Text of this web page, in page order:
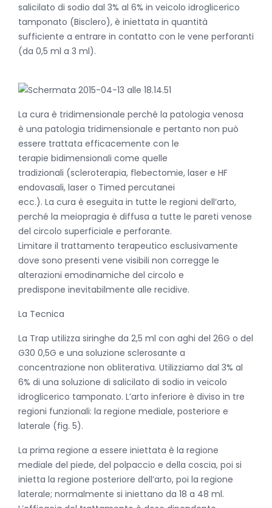
salicilato di sodio dal 3% al 6% in veicolo idroglicerico
tamponato (Bisclero), è iniettata in quantità
sufficiente a entrare in contatto con le vene perforanti
(da 0,5 ml a 3 ml).
La cura è tridimensionale perché la patologia venosa
è una patologia tridimensionale e pertanto non può
essere trattata efficacemente con le
terapie bidimensionali come quelle
tradizionali (scleroterapia, flebectomie, laser e HF
endovasali, laser o Timed percutanei
ecc.). La cura è eseguita in tutte le regioni dell’arto,
perché la meiopragia è diffusa a tutte le pareti venose
del circolo superficiale e perforante.
Limitare il trattamento terapeutico esclusivamente
dove sono presenti vene visibili non corregge le
alterazioni emodinamiche del circolo e
predispone inevitabilmente alle recidive.
La Tecnica
La Trap utilizza siringhe da 2,5 ml con aghi del 26G o del
G30 0,5G e una soluzione sclerosante a
concentrazione non obliterativa. Utilizziamo dal 3% al
6% di una soluzione di salicilato di sodio in veicolo
idroglicerico tamponato. L’arto inferiore è diviso in tre
regioni funzionali: la regione mediale, posteriore e
laterale (fig. 5).
La prima regione a essere iniettata è la regione
mediale del piede, del polpaccio e della coscia, poi si
inietta la regione posteriore dell’arto, poi la regione
laterale; normalmente si iniettano da 18 a 48 ml.